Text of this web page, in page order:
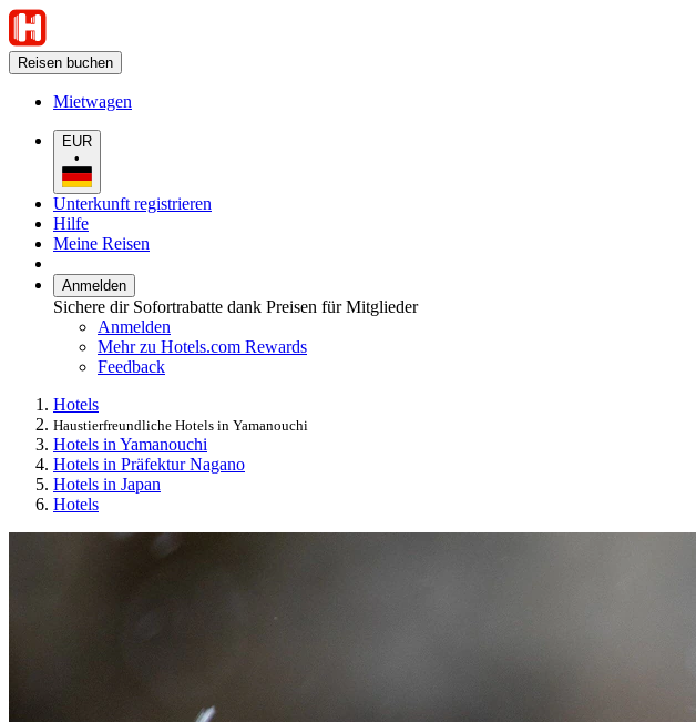
Reisen buchen
Mietwagen
EUR
•
Unterkunft registrieren
Hilfe
Meine Reisen
Anmelden
Sichere dir Sofortrabatte dank Preisen für Mitglieder
Anmelden
Mehr zu Hotels.com Rewards
Feedback
Hotels
Haustierfreundliche Hotels in Yamanouchi
Hotels in Yamanouchi
Hotels in Präfektur Nagano
Hotels in Japan
Hotels